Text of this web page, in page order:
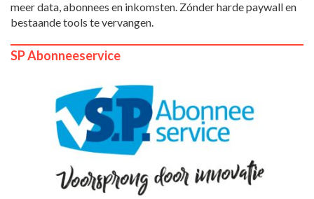
meer data, abonnees en inkomsten. Zónder harde paywall en
bestaande tools te vervangen.
SP Abonneeservice